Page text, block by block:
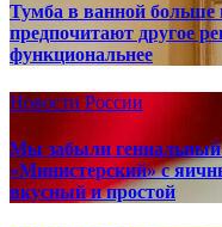
Тумба в ванной больше
предпочитают другое
функциональнее
Новости России
Мы забыли
«Министерский» с
вкусный и простой